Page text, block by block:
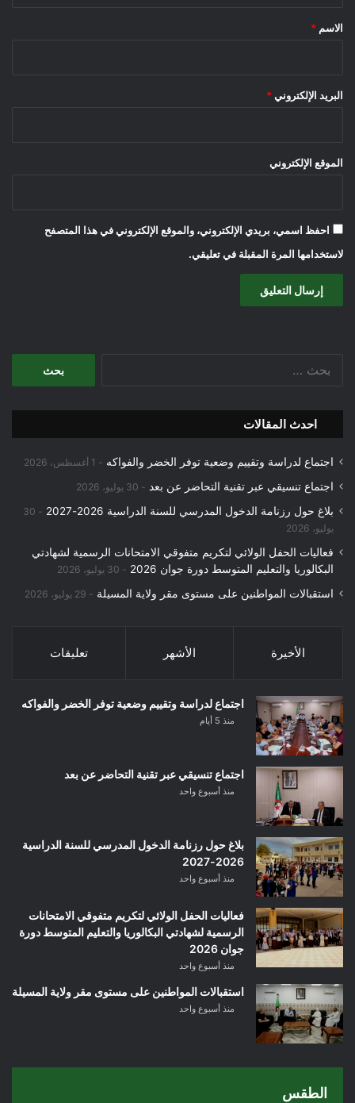
*
الاسم *
البريد الإلكتروني *
الموقع الإلكتروني
احفظ اسمي، بريدي الإلكتروني، والموقع الإلكتروني في هذا المتصفح
لاستخدامها المرة المقبلة في تعليقي.
احدث المقالات
اجتماع لدراسة وتقييم وضعية توفر الخضر والفواكه 1 أغسطس، 2026
اجتماع تنسيقي عبر تقنية التحاضر عن بعد 30 يوليو، 2026
بلاغ حول رزنامة الدخول المدرسي للسنة الدراسية 2026-2027
30
يوليو، 2026
فعاليات الحفل الولائي لتكريم متفوقي الامتحانات الرسمية لشهادتي
البكالوريا والتعليم المتوسط دورة جوان 2026
30 يوليو، 2026
استقبالات المواطنين على مستوى مقر ولاية المسيلة 29 يوليو، 2026
الأخيرة الأشهر تعليقات
اجتماع لدراسة وتقييم وضعية توفر الخضر والفواكه
منذ 5 أيام
اجتماع تنسيقي عبر تقنية التحاضر عن بعد
منذ أسبوع واحد
بلاغ حول رزنامة الدخول المدرسي للسنة الدراسية
2026-2027
منذ أسبوع واحد
فعاليات الحفل الولائي لتكريم متفوقي الامتحانات
الرسمية لشهادتي البكالوريا والتعليم المتوسط دورة
جوان 2026
منذ أسبوع واحد
استقبالات المواطنين على مستوى مقر ولاية المسيلة
منذ أسبوع واحد
الطقس